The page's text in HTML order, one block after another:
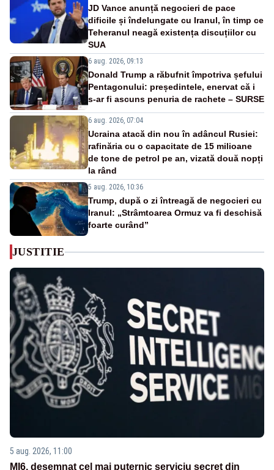
JD Vance anunță negocieri de pace
dificile și îndelungate cu Iranul, în timp ce
Teheranul neagă existența discuțiilor cu
SUA
6 aug. 2026, 09:13
Donald Trump a răbufnit împotriva șefului
Pentagonului: președintele, enervat că i
s-ar fi ascuns penuria de rachete – SURSE
6 aug. 2026, 07:04
Ucraina atacă din nou în adâncul Rusiei:
rafinăria cu o capacitate de 15 milioane
de tone de petrol pe an, vizată două nopți
la rând
5 aug. 2026, 10:36
Trump, după o zi întreagă de negocieri cu
Iranul: „Strâmtoarea Ormuz va fi deschisă
foarte curând”
JUSTITIE
5 aug. 2026, 11:00
MI6, desemnat cel mai puternic serviciu secret din